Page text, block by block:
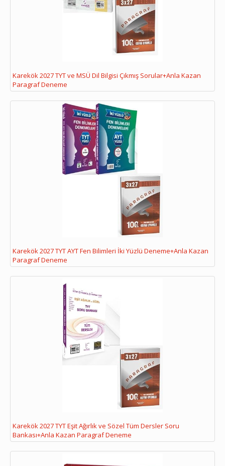
Karekök 2027 TYT ve MSÜ Dil Bilgisi Çıkmış Sorular+Anla Kazan
Paragraf Deneme
Karekök 2027 TYT AYT Fen Bilimleri İki Yüzlü Deneme+Anla Kazan
Paragraf Deneme
Karekök 2027 TYT Eşit Ağırlık ve Sözel Tüm Dersler Soru
Bankası+Anla Kazan Paragraf Deneme